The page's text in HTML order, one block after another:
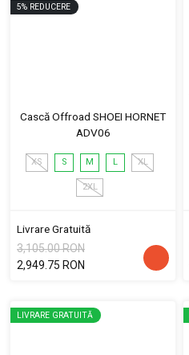
5% REDUCERE
Cască Offroad SHOEI HORNET
ADV06
XS S M L XL
2XL
Livrare Gratuită
3,105.00 RON
2,949.75 RON
LIVRARE GRATUITĂ